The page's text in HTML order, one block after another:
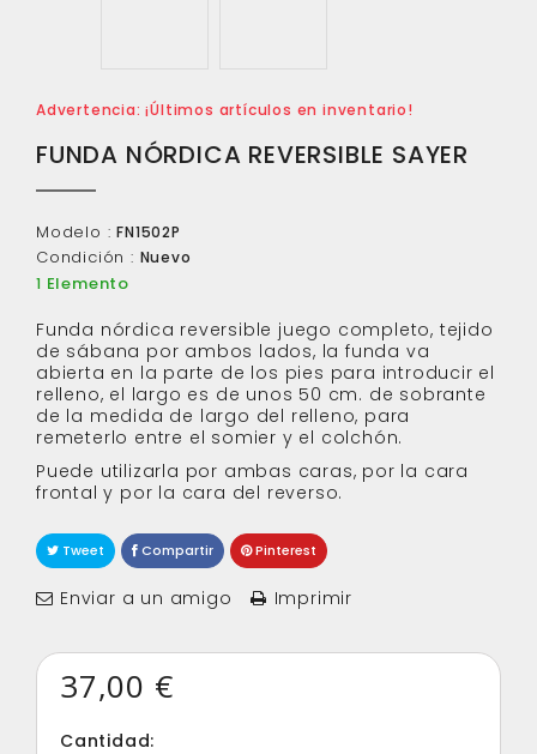
Advertencia: ¡Últimos artículos en inventario!
FUNDA NÓRDICA REVERSIBLE SAYER
Modelo : FN1502P
Condición : Nuevo
1 Elemento
Funda nórdica reversible juego completo, tejido
de sábana por ambos lados, la funda va
abierta en la parte de los pies para introducir el
relleno, el largo es de unos 50 cm. de sobrante
de la medida de largo del relleno, para
remeterlo entre el somier y el colchón.
Puede utilizarla por ambas caras, por la cara
frontal y por la cara del reverso.
Tweet Compartir Pinterest
Enviar a un amigo Imprimir
37,00 €
Cantidad: